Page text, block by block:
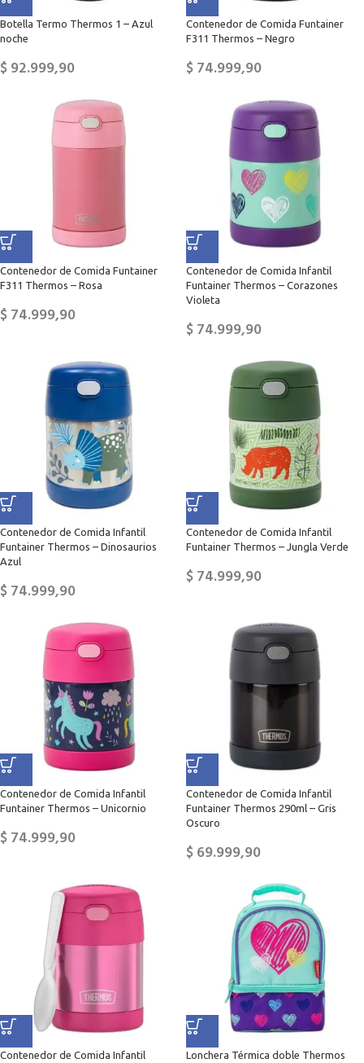
Botella Termo Thermos 1 – Azul
noche
$92.999,90
Contenedor de Comida Funtainer
F311 Thermos – Negro
$74.999,90
Contenedor de Comida Funtainer
F311 Thermos – Rosa
$74.999,90
Contenedor de Comida Infantil
Funtainer Thermos – Corazones
Violeta
$74.999,90
Contenedor de Comida Infantil
Funtainer Thermos – Dinosaurios
Azul
$74.999,90
Contenedor de Comida Infantil
Funtainer Thermos – Jungla Verde
$74.999,90
Contenedor de Comida Infantil
Funtainer Thermos – Unicornio
$74.999,90
Contenedor de Comida Infantil
Funtainer Thermos 290ml – Gris
Oscuro
$69.999,90
Contenedor de Comida Infantil
Lonchera Térmica doble Thermos